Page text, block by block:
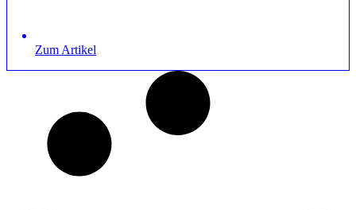
Zum Artikel